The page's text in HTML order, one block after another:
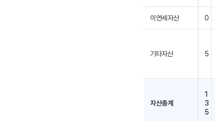
이연세자산 0
기타자산 5
자산총계
1
3
5